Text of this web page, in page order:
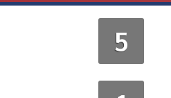
5